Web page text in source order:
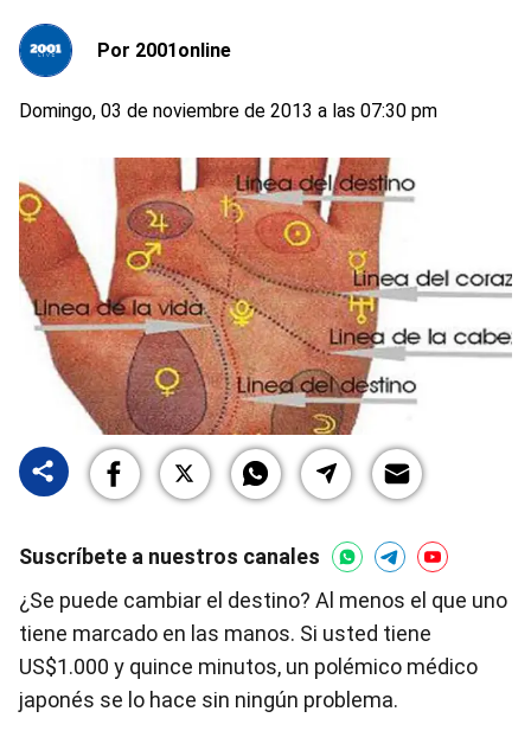
Por 2001online
Domingo, 03 de noviembre de 2013 a las 07:30 pm
Suscríbete a nuestros canales
¿Se puede cambiar el destino? Al menos el que uno
tiene marcado en las manos. Si usted tiene
US$1.000 y quince minutos, un polémico médico
japonés se lo hace sin ningún problema.